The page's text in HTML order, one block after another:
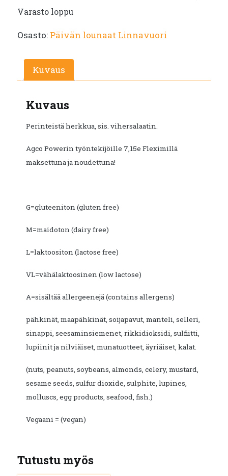
Varasto loppu
Osasto: Päivän lounaat Linnavuori
Kuvaus
Kuvaus
Perinteistä herkkua, sis. vihersalaatin.
Agco Powerin työntekijöille 7,15e Fleximillä
maksettuna ja noudettuna!
G=gluteeniton (gluten free)
M=maidoton (dairy free)
L=laktoositon (lactose free)
VL=vähälaktoosinen (low lactose)
A=sisältää allergeenejä (contains allergens)
pähkinät, maapähkinät, soijapavut, manteli, selleri,
sinappi, seesaminsiemenet, rikkidioksidi, sulfiitti,
lupiinit ja nilviäiset, munatuotteet, äyriäiset, kalat.
(nuts, peanuts, soybeans, almonds, celery, mustard,
sesame seeds, sulfur dioxide, sulphite, lupines,
molluscs, egg products, seafood, fish.)
Vegaani = (vegan)
Tutustu myös